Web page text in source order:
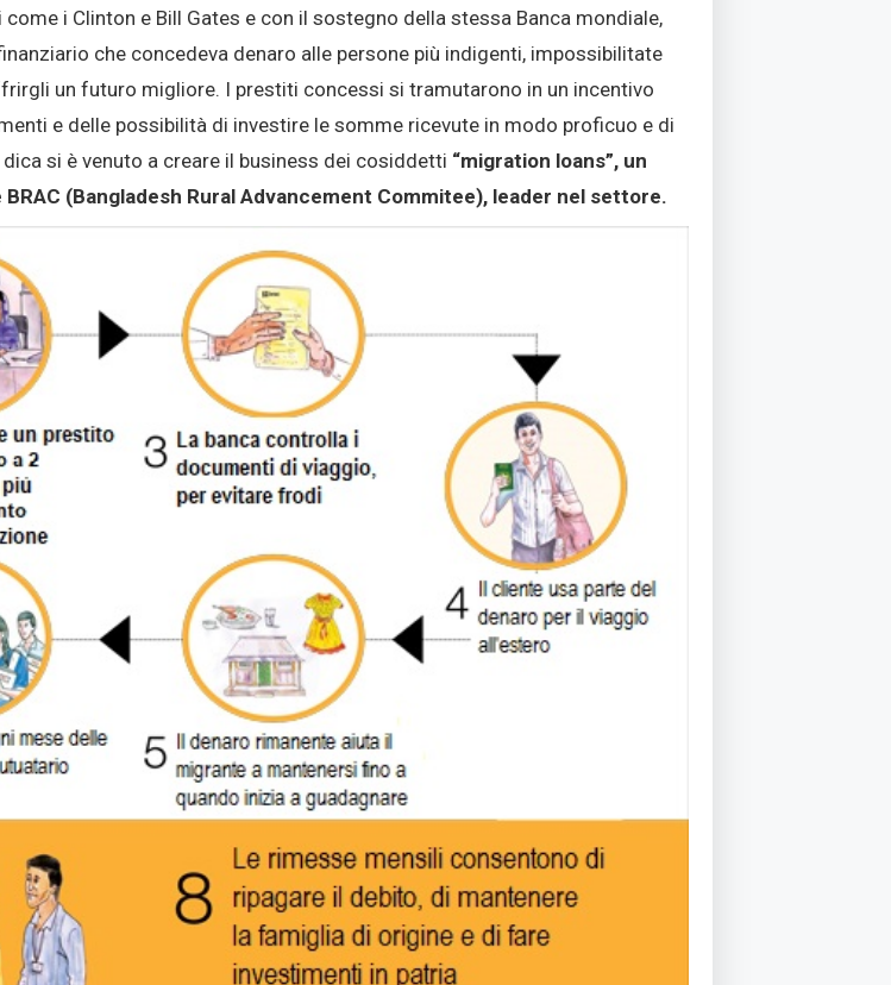
i Clinton e Bill Gates e con il sostegno della stessa Banca mondiale,
che concedeva denaro alle persone più indigenti, impossibilitate
un futuro migliore. I prestiti concessi si tramutarono in un incentivo
e delle possibilità di investire le somme ricevute in modo proficuo e di
si è venuto a creare il business dei cosiddetti “migration loans”, un
(Bangladesh Rural Advancement Commitee), leader nel settore.